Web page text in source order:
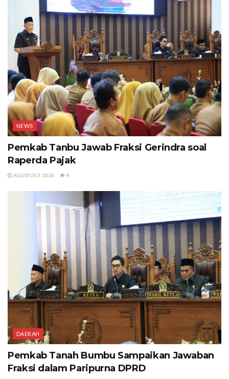
NEWS
Pemkab Tanbu Jawab Fraksi Gerindra soal
Raperda Pajak
AGUSTUS 3, 2026 9
DAERAH
Pemkab Tanah Bumbu Sampaikan Jawaban
Fraksi dalam Paripurna DPRD